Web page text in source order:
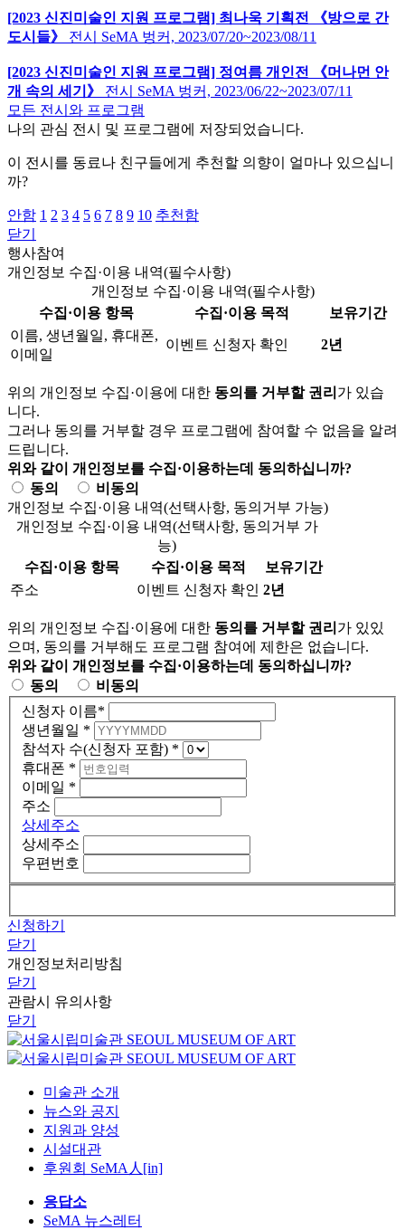
[2023 신진미술인 지원 프로그램] 최나욱 기획전 《방으로 간
도시들》
전시 SeMA 벙커, 2023/07/20~2023/08/11
[2023 신진미술인 지원 프로그램] 정여름 개인전 《머나먼 안
개 속의 세기》
전시 SeMA 벙커, 2023/06/22~2023/07/11
모든 전시와 프로그램
나의 관심 전시 및 프로그램에 저장되었습니다.
이 전시를 동료나 친구들에게 추천할 의향이 얼마나 있으십니
까?
안함 1 2 3 4 5 6 7 8 9 10 추천함
닫기
행사참여
개인정보 수집·이용 내역(필수사항)
개인정보 수집·이용 내역(필수사항)
수집·이용 항목
수집·이용 목적
보유기간
이름, 생년월일, 휴대폰,
이메일
이벤트 신청자 확인 2년
위의 개인정보 수집·이용에 대한 동의를 거부할 권리 가 있습
니다.
그러나 동의를 거부할 경우 프로그램에 참여할 수 없음을 알려
드립니다.
위와 같이 개인정보를 수집·이용하는데 동의하십니까?
동의
비동의
개인정보 수집·이용 내역(선택사항, 동의거부 가능)
개인정보 수집·이용 내역(선택사항, 동의거부 가
능)
수집·이용 항목
수집·이용 목적
보유기간
주소
이벤트 신청자 확인 2년
위의 개인정보 수집·이용에 대한 동의를 거부할 권리 가 있있
으며, 동의를 거부해도 프로그램 참여에 제한은 없습니다.
위와 같이 개인정보를 수집·이용하는데 동의하십니까?
동의
비동의
신청자 이름*
생년월일 *
참석자 수(신청자 포함) *
휴대폰 *
이메일 *
주소
상세주소
상세주소
우편번호
신청하기
닫기
개인정보처리방침
닫기
관람시 유의사항
닫기
미술관 소개
뉴스와 공지
지원과 양성
시설대관
후원회 SeMA人[in]
응답소
SeMA 뉴스레터